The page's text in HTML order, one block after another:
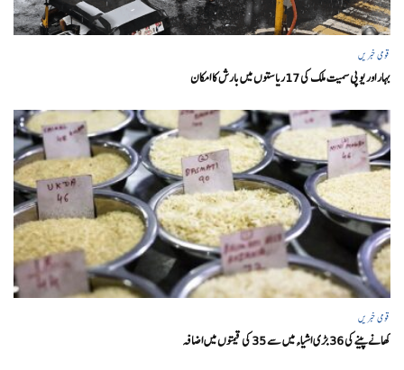
قومی خبریں
بہار اور یو پی سمیت ملک کی 17ریاستوں میں بارش کا امکان
قومی خبریں
کھانے پینے کی 36 بڑی اشیاء میں سے 35 کی قیمتوں میں اضافہ